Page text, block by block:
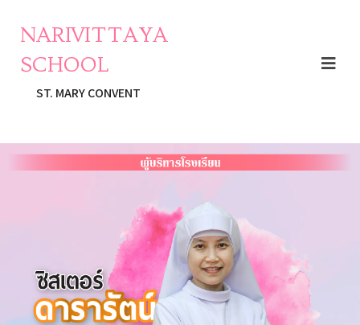
NARIVITTAYA
SCHOOL
ST. MARY CONVENT